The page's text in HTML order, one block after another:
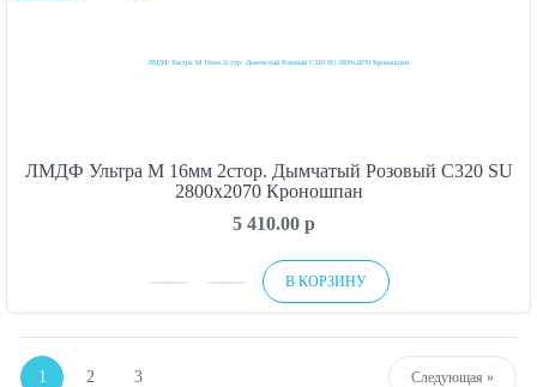
ЛМДФ Ультра М 16мм 2стор. Дымчатый Розовый C320 SU
2800х2070 Кроношпан
5 410.00 p
В КОРЗИНУ
1 2 3 Следующая »Next